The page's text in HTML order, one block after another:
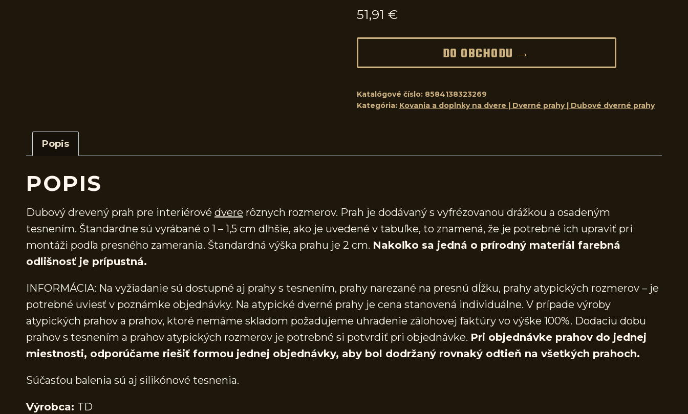
51,91 €
DO OBCHODU →
Katalógové číslo: 8584138323269
Kategória: Kovania a doplnky na dvere | Dverné prahy | Dubové dverné prahy
Popis
POPIS
Dubový drevený prah pre interiérové dvere rôznych rozmerov. Prah je dodávaný s vyfrézovanou drážkou a osadeným
tesnením. Štandardne sú vyrábané o 1 – 1,5 cm dlhšie, ako je uvedené v tabuľke, to znamená, že je potrebné ich upraviť pri
montáži podľa presného zamerania. Štandardná výška prahu je 2 cm. Nakoľko sa jedná o prírodný materiál farebná
odlišnosť je prípustná.
INFORMÁCIA: Na vyžiadanie sú dostupné aj prahy s tesnením, prahy narezané na presnú dĺžku, prahy atypických rozmerov – je
potrebné uviesť v poznámke objednávky. Na atypické dverné prahy je cena stanovená individuálne. V prípade výroby
atypických prahov a prahov, ktoré nemáme skladom požadujeme uhradenie zálohovej faktúry vo výške 100%. Dodaciu dobu
prahov s tesnením a prahov atypických rozmerov je potrebné si potvrdiť pri objednávke. Pri objednávke prahov do jednej
miestnosti, odporúčame riešiť formou jednej objednávky, aby bol dodržaný rovnaký odtieň na všetkých prahoch.
Súčasťou balenia sú aj silikónové tesnenia.
Výrobca: TD